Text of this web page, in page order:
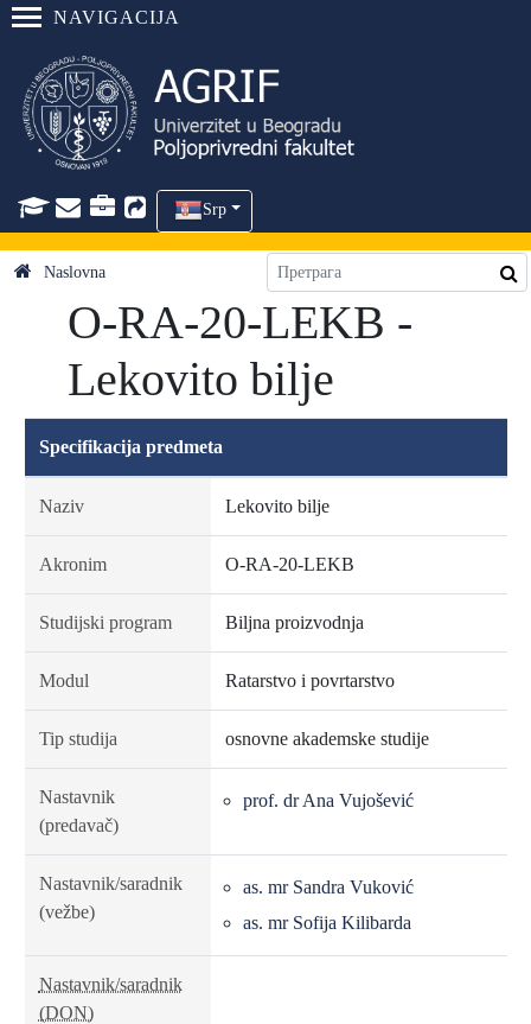
NAVIGACIJA
Srp
Naslovna
O-RA-20-LEKB -
Lekovito bilje
Specifikacija predmeta
Naziv Lekovito bilje
Akronim O-RA-20-LEKB
Studijski program Biljna proizvodnja
Modul Ratarstvo i povrtarstvo
Tip studija osnovne akademske studije
Nastavnik
(predavač)
prof. dr Ana Vujošević
Nastavnik/saradnik
(vežbe)
as. mr Sandra Vuković
as. mr Sofija Kilibarda
Nastavnik/saradnik
(DON)